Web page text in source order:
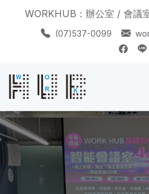
WORKHUB：辦公室 / 會議
(07)537-0099